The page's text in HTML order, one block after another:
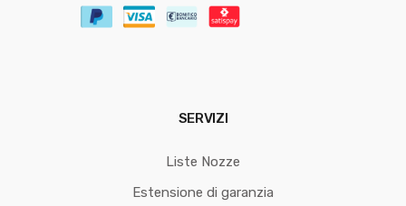
SERVIZI
Liste Nozze
Estensione di garanzia